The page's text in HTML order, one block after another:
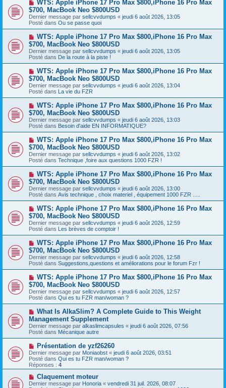
g
e
u
m
e
s
a
g
e
o
u
v
e
a
u
m
e
s
a
g
e
WTS: Apple iPhone 17 Pro Max $800,iPhone 16 Pro Max
$700, MacBook Neo $800USD
Dernier message par sellcvvdumps « jeudi 6 août 2026, 13:05
Posté dans Ou se passe quoi
N
o
u
v
e
a
u
m
e
s
a
g
e
WTS: Apple iPhone 17 Pro Max $800,iPhone 16 Pro Max
$700, MacBook Neo $800USD
Dernier message par sellcvvdumps « jeudi 6 août 2026, 13:05
Posté dans De la route à la piste !
N
o
u
v
e
a
u
m
e
s
a
g
e
WTS: Apple iPhone 17 Pro Max $800,iPhone 16 Pro Max
$700, MacBook Neo $800USD
Dernier message par sellcvvdumps « jeudi 6 août 2026, 13:04
Posté dans La vie du FZR
N
o
u
v
e
a
u
m
e
s
a
g
e
WTS: Apple iPhone 17 Pro Max $800,iPhone 16 Pro Max
$700, MacBook Neo $800USD
Dernier message par sellcvvdumps « jeudi 6 août 2026, 13:03
Posté dans Besoin d'aide EN INFORMATIQUE?
N
o
u
v
e
a
u
m
e
s
a
g
e
WTS: Apple iPhone 17 Pro Max $800,iPhone 16 Pro Max
$700, MacBook Neo $800USD
Dernier message par sellcvvdumps « jeudi 6 août 2026, 13:02
Posté dans Technique ,foire aux questions 1000 FZR !
N
o
u
v
e
a
u
m
e
s
a
g
e
WTS: Apple iPhone 17 Pro Max $800,iPhone 16 Pro Max
$700, MacBook Neo $800USD
Dernier message par sellcvvdumps « jeudi 6 août 2026, 13:00
Posté dans Avis technique , choix materiel , équipement 1000 FZR .....
N
o
u
v
e
a
u
m
e
s
a
g
e
WTS: Apple iPhone 17 Pro Max $800,iPhone 16 Pro Max
$700, MacBook Neo $800USD
Dernier message par sellcvvdumps « jeudi 6 août 2026, 12:59
Posté dans Les brèves de comptoir !
N
o
u
v
e
a
u
m
e
s
a
g
e
WTS: Apple iPhone 17 Pro Max $800,iPhone 16 Pro Max
$700, MacBook Neo $800USD
Dernier message par sellcvvdumps « jeudi 6 août 2026, 12:58
Posté dans Suggestions,questions et améliorations pour le forum Fzr !
N
o
u
v
e
a
u
m
e
s
a
g
e
WTS: Apple iPhone 17 Pro Max $800,iPhone 16 Pro Max
$700, MacBook Neo $800USD
Dernier message par sellcvvdumps « jeudi 6 août 2026, 12:57
Posté dans Qui es tu FZR man/woman ?
N
u
v
e
a
m
e
s
s
a
g
What Is AlkaSlim? A Complete Guide to This Weight
Management Supplement
Dernier message par alkaslimcapsules « jeudi 6 août 2026, 07:56
Posté dans Mécanique autre
N
o
u
v
e
a
m
Présentation de yzf26260
Dernier message par Moniaobst « jeudi 6 août 2026, 03:51
Posté dans Qui es tu FZR man/woman ?
Réponses : 4
N
o
Claquement moteur
Dernier message par Honoria « vendredi 31 juil. 2026, 08:07